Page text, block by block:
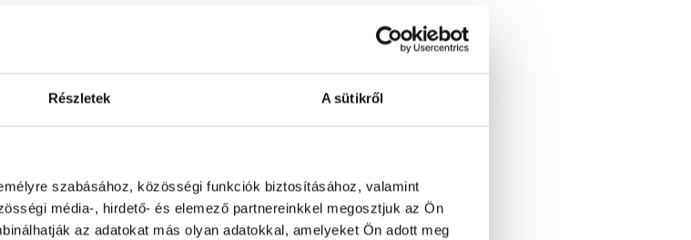
Részletek A sütikről
szabásához, közösségi funkciók biztosításához, valamint
média-, hirdető- és elemező partnereinkkel megosztjuk az Ön
az adatokat más olyan adatokkal, amelyeket Ön adott meg